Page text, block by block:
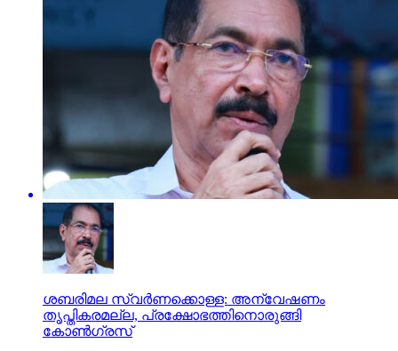
ശബരിമല സ്വര്‍ണക്കൊള്ള: അന്വേഷണം
തൃപ്തികരമല്ല, പ്രക്ഷോഭത്തിനൊരുങ്ങി
കോണ്‍ഗ്രസ്